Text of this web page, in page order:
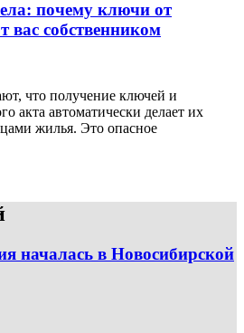
почему ключи от
вас собственником
что получение ключей и
акта автоматически делает их
жилья. Это опасное
началась в Новосибирской